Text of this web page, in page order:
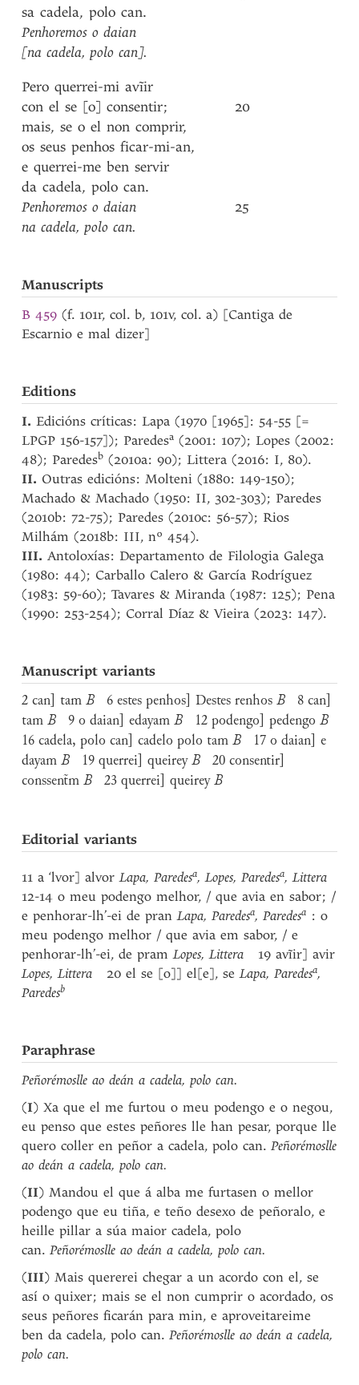
sa cadela, polo can.
Penhoremos o daian
[na cadela, polo can].
Pero querrei-mi avĩir
con el se [o] consentir;
mais, se o el non comprir,
os seus penhos ficar-mi-an,
e querrei-me ben servir
da cadela, polo can.
Penhoremos o daian
na cadela, polo can.
20
25
Manuscripts
B 459 (f. 101r, col. b, 101v, col. a) [Cantiga de
Escarnio e mal dizer]
Editions
I.Edicións críticas: Lapa (1970 [1965]: 54-55 [=
LPGP 156-157]); Paredesa (2001: 107); Lopes (2002:
48); Paredesb (2010a: 90); Littera (2016: I, 80).
II. Outras edicións: Molteni (1880: 149-150);
Machado & Machado (1950: II, 302-303); Paredes
(2010b: 72-75); Paredes (2010c: 56-57); Rios
Milhám (2018b: III, nº 454).
III. Antoloxías: Departamento de Filologia Galega
(1980: 44); Carballo Calero & García Rodríguez
(1983: 59-60); Tavares & Miranda (1987: 125); Pena
(1990: 253-254); Corral Díaz & Vieira (2023: 147).
Manuscript variants
2 can] tamB 6 estes penhos] Destes renhosB 8 can]
tamB 9 o daian] edayamB 12 podengo] pedengoB
16 cadela, polo can] cadelo polo tamB 17 o daian] e
dayamB 19 querrei] queireyB 20 consentir]
conssent̃mB 23 querrei] queireyB
Editorial variants
11 a ‘lvor] alvorLapa, Paredesa, Lopes, Paredesa, Littera
12-14 o meu podengo melhor, / que avia en sabor; /
e penhorar-lh’-ei de pranLapa, Paredesa, Paredesa : o
meu podengo melhor / que avia em sabor, / e
penhorar-lh’-ei, de pramLopes, Littera 19 avĩir] avir
Lopes, Littera 20 el se [o]] el[e], seLapa, Paredesa,
Paredesb
Paraphrase
Peñorémoslle ao deán a cadela, polo can.
(I) Xa que el me furtou o meu podengo e o negou,
eu penso que estes peñores lle han pesar, porque lle
quero coller en peñor a cadela, polo can.Peñorémoslle
ao deán a cadela, polo can.
(II) Mandou el que á alba me furtasen o mellor
podengo que eu tiña, e teño desexo de peñoralo, e
heille pillar a súa maior cadela, polo
can.Peñorémoslle ao deán a cadela, polo can.
(III) Mais quererei chegar a un acordo con el, se
así o quixer; mais se el non cumprir o acordado, os
seus peñores ficarán para min, e aproveitareime
ben da cadela, polo can.Peñorémoslle ao deán a cadela,
polo can.